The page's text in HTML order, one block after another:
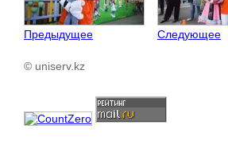
Предыдущее Следующее
© uniserv.kz